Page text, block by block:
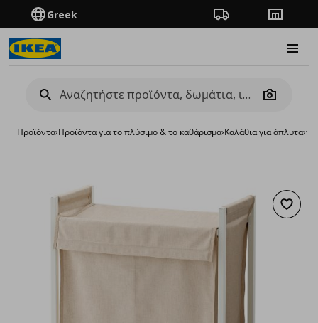
Greek Πορεία παραγγελίας
Camera
Προϊόντα›Προϊόντα για το πλύσιμο & το καθάρισμα›Καλάθια για άπλυτα›